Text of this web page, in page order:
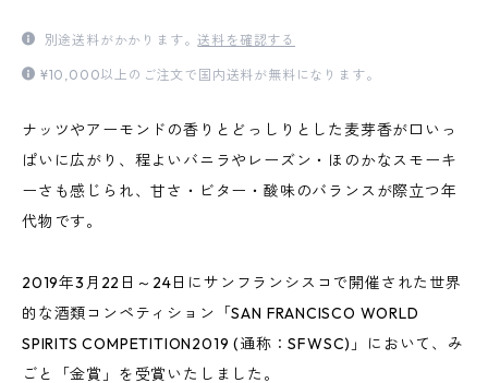
別途送料がかかります。送料を確認する
¥10,000以上のご注文で国内送料が無料になります。
ナッツやアーモンドの香りとどっしりとした麦芽香が口いっ
ぱいに広がり、程よいバニラやレーズン・ほのかなスモーキ
ーさも感じられ、甘さ・ビター・酸味のバランスが際立つ年
代物です。
2019年3月22日～24日にサンフランシスコで開催された世界
的な酒類コンペティション「SAN FRANCISCO WORLD
SPIRITS COMPETITION2019 (通称：SFWSC)」において、み
ごと「金賞」を受賞いたしました。